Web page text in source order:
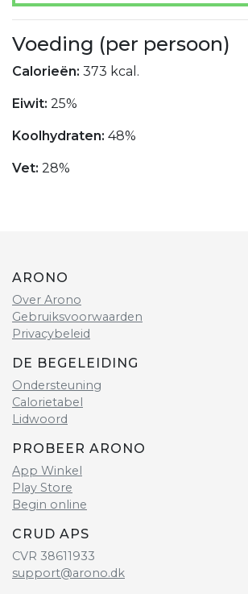
Voeding (per persoon)
Calorieën: 373 kcal.
Eiwit: 25%
Koolhydraten: 48%
Vet: 28%
ARONO
Over Arono
Gebruiksvoorwaarden
Privacybeleid
DE BEGELEIDING
Ondersteuning
Calorietabel
Lidwoord
PROBEER ARONO
App Winkel
Play Store
Begin online
CRUD APS
CVR 38611933
support@arono.dk